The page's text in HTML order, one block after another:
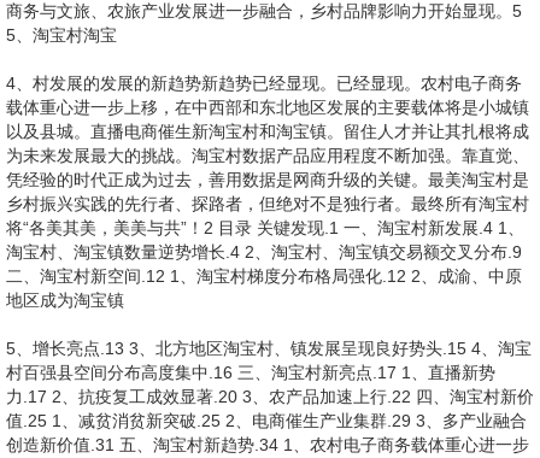
商务与文旅、农旅产业发展进一步融合，乡村品牌影响力开始显现。5
5、淘宝村淘宝
4、村发展的发展的新趋势新趋势已经显现。已经显现。农村电子商务
载体重心进一步上移，在中西部和东北地区发展的主要载体将是小城镇
以及县城。直播电商催生新淘宝村和淘宝镇。留住人才并让其扎根将成
为未来发展最大的挑战。淘宝村数据产品应用程度不断加强。靠直觉、
凭经验的时代正成为过去，善用数据是网商升级的关键。最美淘宝村是
乡村振兴实践的先行者、探路者，但绝对不是独行者。最终所有淘宝村
将“各美其美，美美与共”！2 目录 关键发现.1 一、淘宝村新发展.4 1、
淘宝村、淘宝镇数量逆势增长.4 2、淘宝村、淘宝镇交易额交叉分布.9
二、淘宝村新空间.12 1、淘宝村梯度分布格局强化.12 2、成渝、中原
地区成为淘宝镇
5、增长亮点.13 3、北方地区淘宝村、镇发展呈现良好势头.15 4、淘宝
村百强县空间分布高度集中.16 三、淘宝村新亮点.17 1、直播新势
力.17 2、抗疫复工成效显著.20 3、农产品加速上行.22 四、淘宝村新价
值.25 1、减贫消贫新突破.25 2、电商催生产业集群.29 3、多产业融合
创造新价值.31 五、淘宝村新趋势.34 1、农村电子商务载体重心进一步